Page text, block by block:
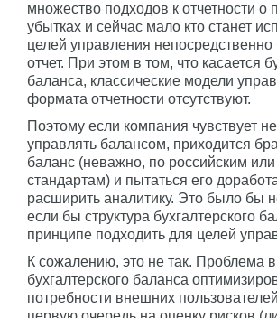
множество подходов к отчетности о
убытках и сейчас мало кто станет
целей управления непосредственно
отчет. При этом в том, что касается
баланса, классические модели
формата отчетности отсутствуют.
Поэтому если компания чувствует
управлять балансом, приходится
баланс (неважно, по российским
стандартам) и пытаться его
расширить аналитику. Это было бы
если бы структура бухгалтерского
принципе подходить для целей
К сожалению, это не так. Проблема в
бухгалтерского баланса
потребности внешних